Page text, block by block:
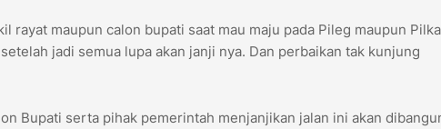
rayat maupun calon bupati saat mau maju pada Pileg maupun
jadi semua lupa akan janji nya. Dan perbaikan tak kunjung
Bupati serta pihak pemerintah menjanjikan jalan ini akan